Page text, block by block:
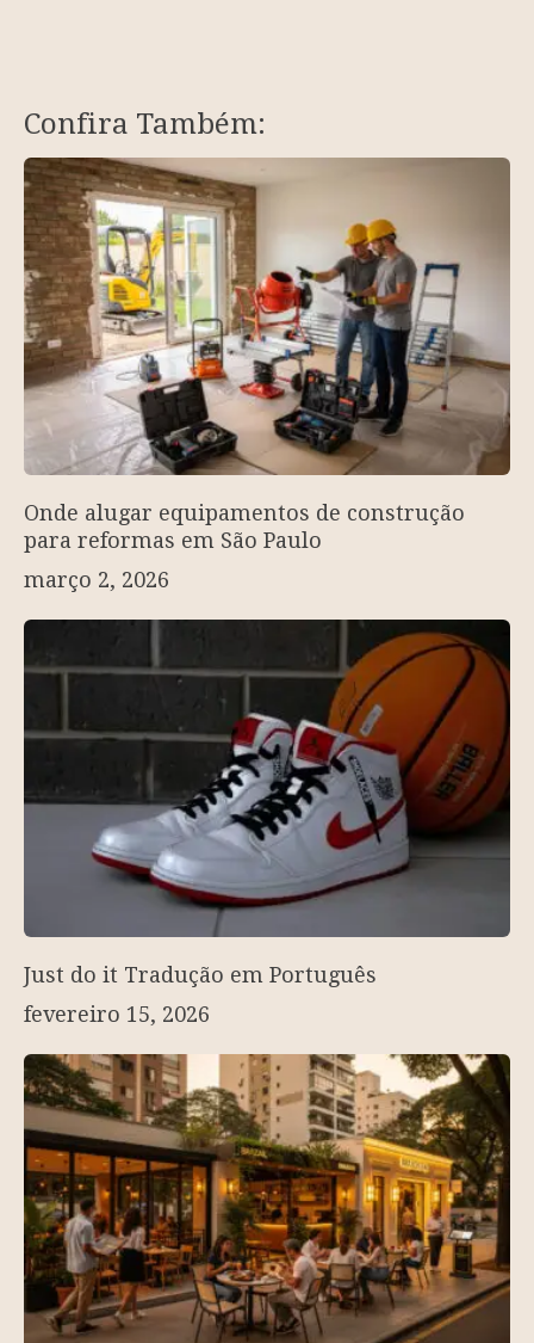
Confira Também:
Onde alugar equipamentos de construção
para reformas em São Paulo
março 2, 2026
Just do it Tradução em Português
fevereiro 15, 2026